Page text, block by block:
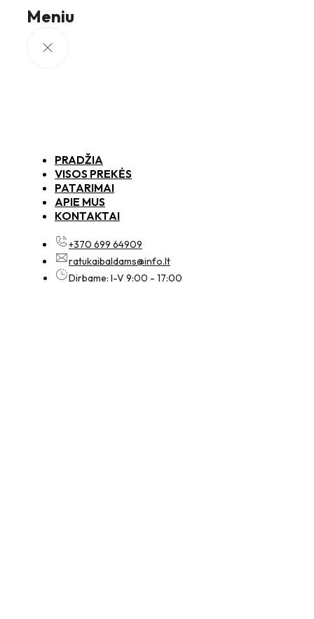
Meniu
PRADŽIA
VISOS PREKĖS
PATARIMAI
APIE MUS
KONTAKTAI
+370 699 64909
ratukaibaldams@info.lt
Dirbame: I-V 9:00 - 17:00